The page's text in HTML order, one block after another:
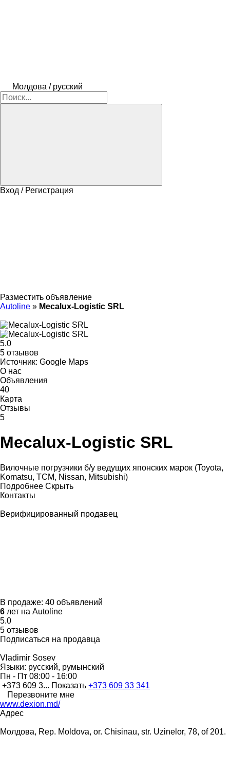
Молдова / русский
Вход / Регистрация
Разместить объявление
Autoline » Mecalux-Logistic SRL
5.0
5 отзывов
Источник: Google Maps
О нас
Объявления
40
Карта
Отзывы
5
Mecalux-Logistic SRL
Вилочные погрузчики б/у ведущих японских марок (Toyota,
Komatsu, TCM, Nissan, Mitsubishi)
Подробнее Скрыть
Контакты
Верифицированный продавец
В продаже: 40 объявлений
6 лет на Autoline
5.0
5 отзывов
Подписаться на продавца
Vladimir Sosev
Языки: русский, румынский
Пн - Пт 08:00 - 16:00
+373 609 3... Показать +373 609 33 341
Перезвоните мне
www.dexion.md/
Адрес
Молдова, Rep. Moldova, or. Chisinau, str. Uzinelor, 78, of 201.